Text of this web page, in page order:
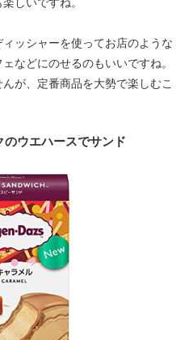
ッシャーを使ってお店のような
などにのせるのもいいですね。
が、定番商品を大勢で楽しむこ
ウエハースでサンド